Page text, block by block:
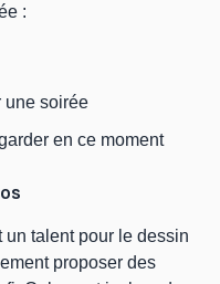
:
une soirée
en ce moment
un talent pour le dessin
proposer des